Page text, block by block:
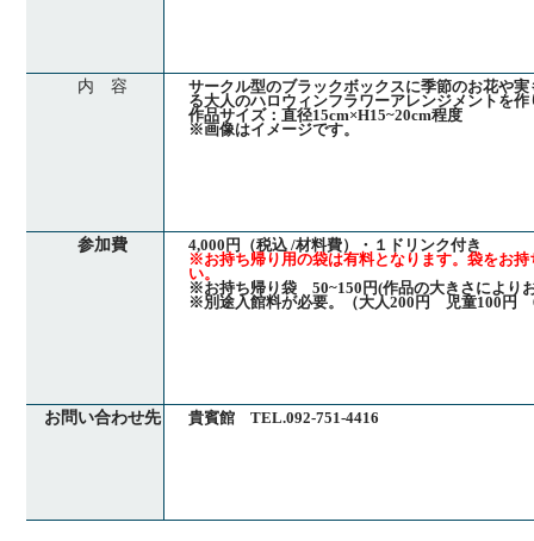
内 容
サークル型のブラックボックスに季節のお花や
る大人のハロウィンフラワーアレンジメントを作
作品サイズ：直径15cm×H15~20cm程度
※画像はイメージです。
参加費
4,000円（税込 /材料費）・１ドリンク付き
※お持ち帰り用の袋は有料となります。袋をお
い。
※お持ち帰り袋 50~150円(作品の大きさにより
※別途入館料が必要。（大人200円 児童100円
お問い合わせ先 貴賓館 TEL.092-751-4416